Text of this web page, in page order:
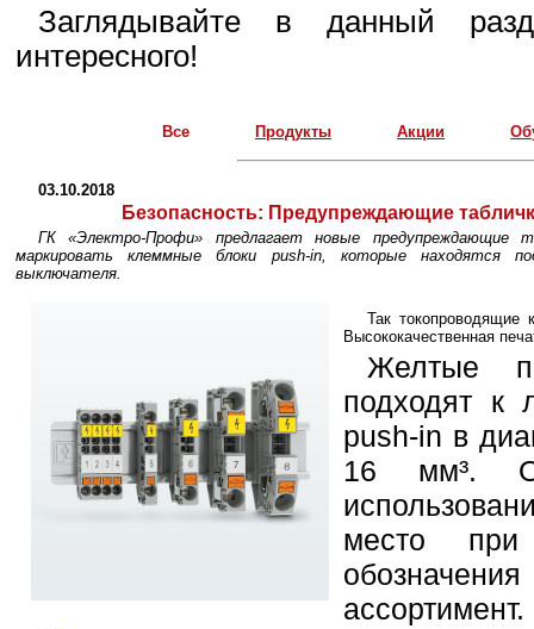
Заглядывайте в данный
интересного!
Все Продукты Акции
03.10.2018
Безопасность: Предупреждающие
ГК «Электро-Профи» предлагает новые предупреждающие
маркировать клеммные блоки push-in, которые находятся
выключателя.
Так токопроводящие
Высококачественная
Желтые
подходят к
push-in в
16 мм³.
место
ассортимент.